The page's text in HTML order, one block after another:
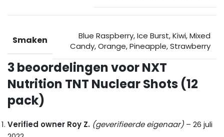
Smaken Blue Raspberry,Ice Burst,Kiwi,Mixed
Candy,Orange,Pineapple,Strawberry
3 beoordelingen voorNXT
Nutrition TNT Nuclear Shots (12
pack)
Verified owner Roy Z. (geverifieerde eigenaar) – 26 juli